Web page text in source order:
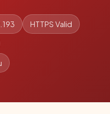
HTTPS Valid